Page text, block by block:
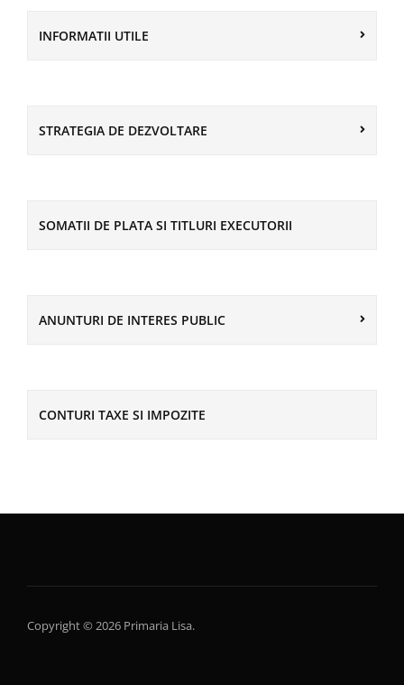
INFORMATII UTILE
STRATEGIA DE DEZVOLTARE
SOMATII DE PLATA SI TITLURI EXECUTORII
ANUNTURI DE INTERES PUBLIC
CONTURI TAXE SI IMPOZITE
Copyright © 2026 Primaria Lisa.